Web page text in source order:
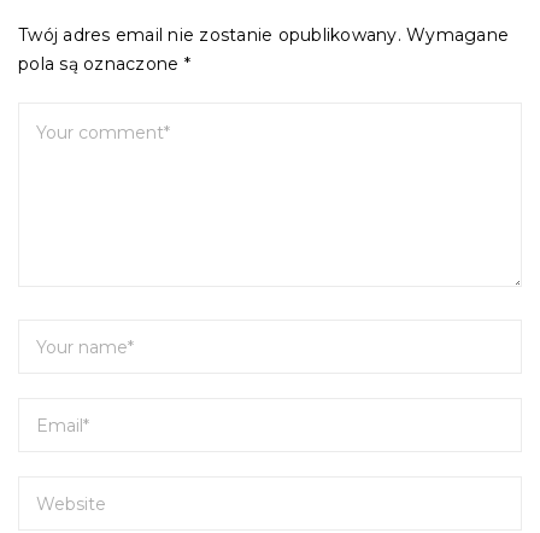
Twój adres email nie zostanie opublikowany. Wymagane
pola są oznaczone *